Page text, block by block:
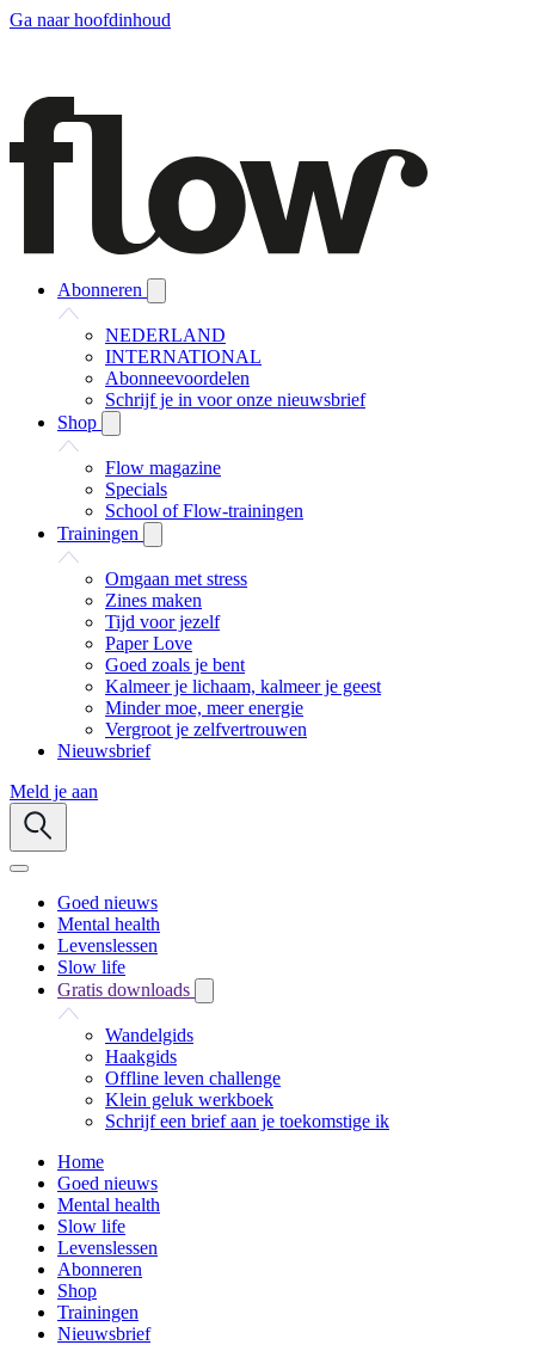
Ga naar hoofdinhoud
Abonneren
NEDERLAND
INTERNATIONAL
Abonneevoordelen
Schrijf je in voor onze nieuwsbrief
Shop
Flow magazine
Specials
School of Flow-trainingen
Trainingen
Omgaan met stress
Zines maken
Tijd voor jezelf
Paper Love
Goed zoals je bent
Kalmeer je lichaam, kalmeer je geest
Minder moe, meer energie
Vergroot je zelfvertrouwen
Nieuwsbrief
Meld je aan
Goed nieuws
Mental health
Levenslessen
Slow life
Gratis downloads
Wandelgids
Haakgids
Offline leven challenge
Klein geluk werkboek
Schrijf een brief aan je toekomstige ik
Home
Goed nieuws
Mental health
Slow life
Levenslessen
Abonneren
Shop
Trainingen
Nieuwsbrief